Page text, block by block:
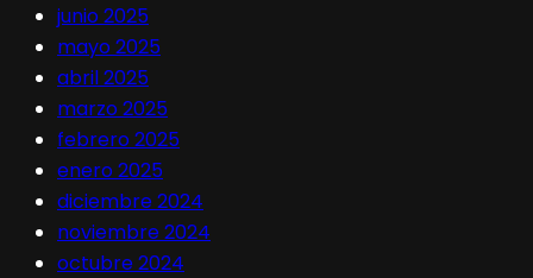
junio 2025
mayo 2025
abril 2025
marzo 2025
febrero 2025
enero 2025
diciembre 2024
noviembre 2024
octubre 2024